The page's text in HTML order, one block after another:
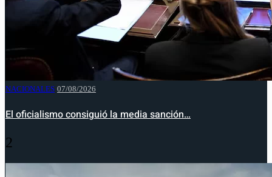
NACIONALES 07/08/2026
El oficialismo consiguió la media sanción…
2